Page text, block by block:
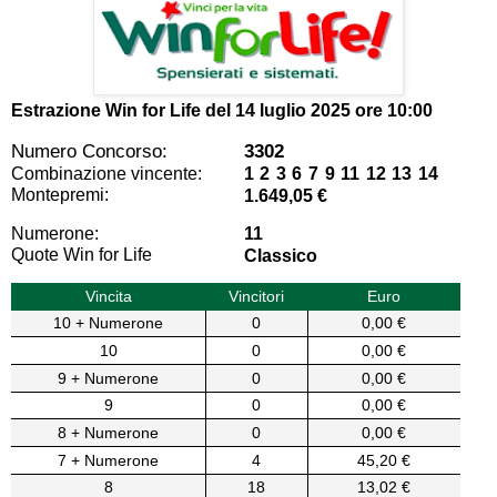
Estrazione Win for Life del 14 luglio 2025 ore 10:00
Numero Concorso: 3302
Combinazione vincente:
1 2 3 6 7 9 11 12 13 14
Montepremi:
1.649,05 €
Numerone:
11
Quote Win for Life
Classico
Vincita Vincitori
Euro
10 + Numerone
0
0,00 €
10
0
0,00 €
9 + Numerone
0
0,00 €
9
0
0,00 €
8 + Numerone
0
0,00 €
7 + Numerone
4
45,20 €
8
18 13,02 €